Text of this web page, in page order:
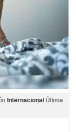
Internacional Última